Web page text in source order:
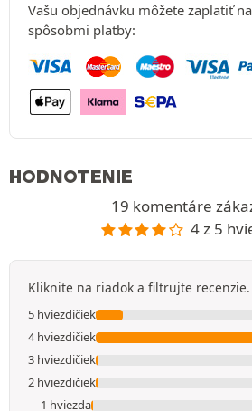
Vašu objednávku môžete zaplatiť
spôsobmi platby:
HODNOTENIE
19 komentáre
4 z 5
Kliknite na riadok a filtrujte recenzie.
5 hviezdičiek
4 hviezdičiek
3 hviezdičiek
2 hviezdičiek
1 hviezda